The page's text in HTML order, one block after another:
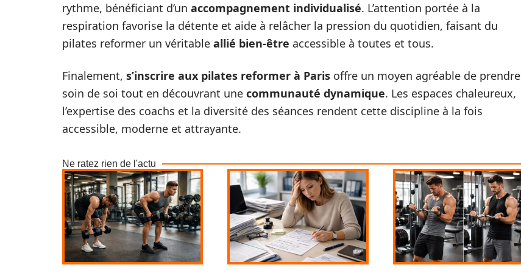
rythme, bénéficiant d’un accompagnement individualisé. L’attention portée à la
respiration favorise la détente et aide à relâcher la pression du quotidien, faisant du
pilates reformer un véritable allié bien-être accessible à toutes et tous.
Finalement, s’inscrire aux pilates reformer à Paris offre un moyen agréable de prendre
soin de soi tout en découvrant une communauté dynamique. Les espaces chaleureux,
l’expertise des coachs et la diversité des séances rendent cette discipline à la fois
accessible, moderne et attrayante.
Ne ratez rien de l'actu